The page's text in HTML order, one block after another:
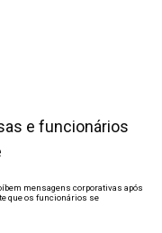
e funcionários
mensagens corporativas após
que os funcionários se